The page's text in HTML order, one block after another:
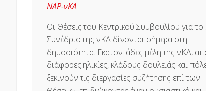
ΝΑΡ-νΚΑ
Οι Θέσεις του Κεντρικού Συμβουλίου για το
Συνέδριο της νΚΑ δίνονται σήμερα στη
δημοσιότητα. Εκατοντάδες μέλη της νΚΑ,
διάφορες ηλικίες, κλάδους δουλειάς και
ξεκινούν τις διεργασίες συζήτησης επί των